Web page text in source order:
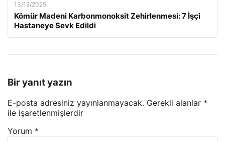
13/12/2025
Kömür Madeni Karbonmonoksit Zehirlenmesi: 7 İşçi
Hastaneye Sevk Edildi
Bir yanıt yazın
E-posta adresiniz yayınlanmayacak. Gerekli alanlar *
ile işaretlenmişlerdir
Yorum *